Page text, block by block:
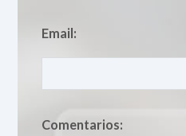
Email:
Comentarios: